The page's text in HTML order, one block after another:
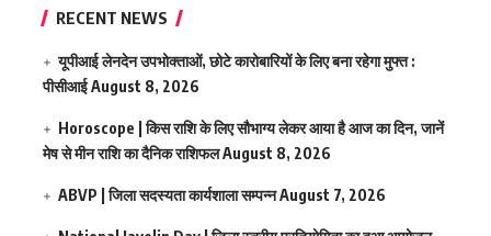
RECENT NEWS
यूपीआई लेनदेन उपभोक्ताओं, छोटे कारोबारियों के लिए बना रहेगा मुफ्त :
पीसीआईAugust 8, 2026
Horoscope | किस राशि के लिए सौभाग्य लेकर आया है आज का दिन, जानें
मेष से मीन राशि का दैनिक राशिफलAugust 8, 2026
ABVP | जिला सदस्यता कार्यशाला सम्पन्नAugust 7, 2026